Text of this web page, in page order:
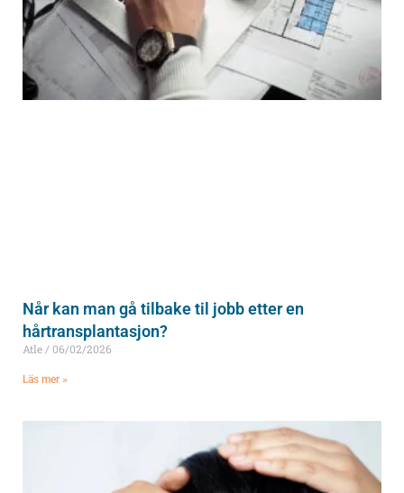
Når kan man gå tilbake til jobb etter en
hårtransplantasjon?
Atle 06/02/2026
Läs mer »